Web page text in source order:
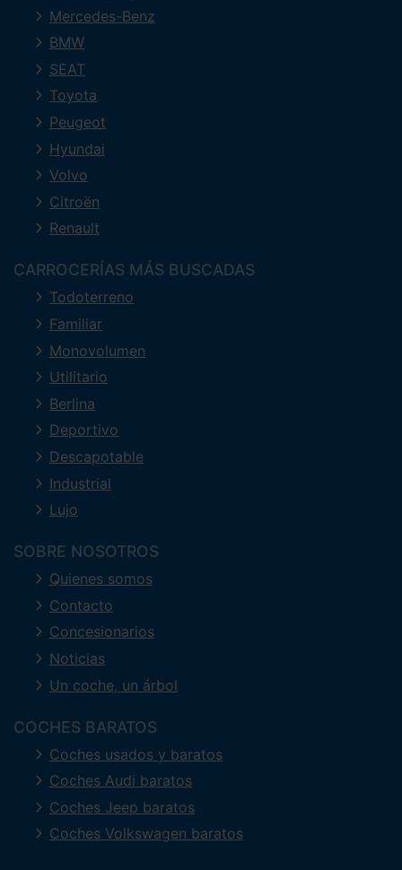
Mercedes-Benz
BMW
SEAT
Toyota
Peugeot
Hyundai
Volvo
Citroën
Renault
CARROCERÍAS MÁS BUSCADAS
Todoterreno
Familiar
Monovolumen
Utilitario
Berlina
Deportivo
Descapotable
Industrial
Lujo
SOBRE NOSOTROS
Quienes somos
Contacto
Concesionarios
Noticias
Un coche, un árbol
COCHES BARATOS
Coches usados y baratos
Coches Audi baratos
Coches Jeep baratos
Coches Volkswagen baratos